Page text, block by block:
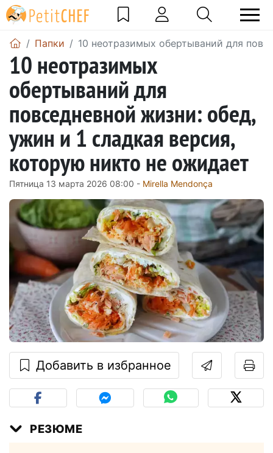
Папки 10 неотразимых обертываний для
10 неотразимых
обертываний для
повседневной жизни: обед,
ужин и 1 сладкая версия,
которую никто не ожидает
Пятница 13 марта 2026 08:00 - Mirella Mendonça
Добавить в избранное
РЕЗЮМЕ